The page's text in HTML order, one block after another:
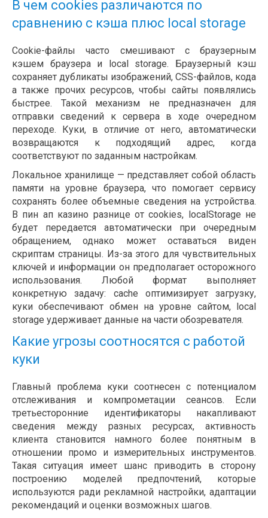
В чем cookies различаются по
сравнению с кэша плюс local storage
Cookie-файлы часто смешивают с браузерным
кэшем браузера и local storage. Браузерный кэш
сохраняет дубликаты изображений, CSS-файлов, кода
а также прочих ресурсов, чтобы сайты появлялись
быстрее. Такой механизм не предназначен для
отправки сведений к сервера в ходе очередном
переходе. Куки, в отличие от него, автоматически
возвращаются к подходящий адрес, когда
соответствуют по заданным настройкам.
Локальное хранилище — представляет собой область
памяти на уровне браузера, что помогает сервису
сохранять более объемные сведения на устройства.
В пин ап казино разнице от cookies, localStorage не
будет передается автоматически при очередным
обращением, однако может оставаться виден
скриптам страницы. Из-за этого для чувствительных
ключей и информации он предполагает осторожного
использования. Любой формат выполняет
конкретную задачу: cache оптимизирует загрузку,
куки обеспечивают обмен на уровне сайтом, local
storage удерживает данные на части обозревателя.
Какие угрозы соотносятся с работой
куки
Главный проблема куки соотнесен с потенциалом
отслеживания и компрометации сеансов. Если
третьесторонние идентификаторы накапливают
сведения между разных ресурсах, активность
клиента становится намного более понятным в
отношении промо и измерительных инструментов.
Такая ситуация имеет шанс приводить в сторону
построению моделей предпочтений, которые
используются ради рекламной настройки, адаптации
рекомендаций и оценки возможных шагов.